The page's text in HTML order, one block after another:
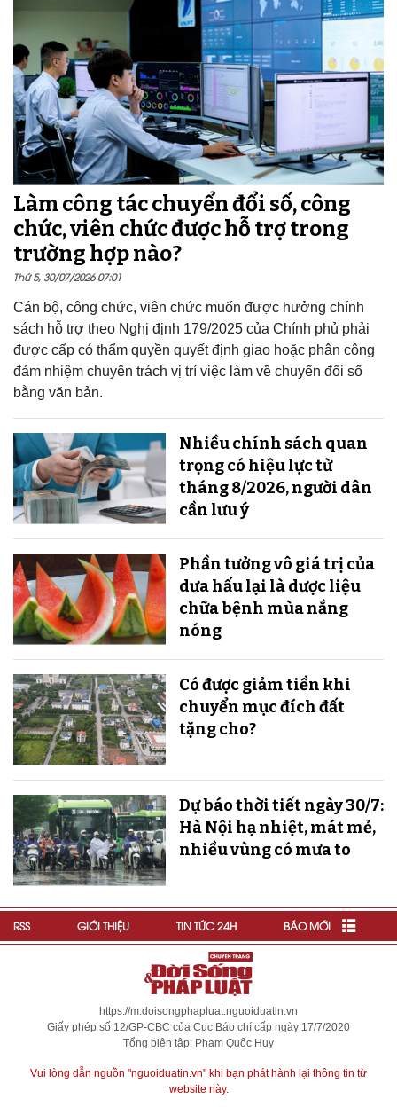
Làm công tác chuyển đổi số, công
chức, viên chức được hỗ trợ trong
trường hợp nào?
Thứ 5, 30/07/2026 07:01
Cán bộ, công chức, viên chức muốn được hưởng chính
sách hỗ trợ theo Nghị định 179/2025 của Chính phủ phải
được cấp có thẩm quyền quyết định giao hoặc phân công
đảm nhiệm chuyên trách vị trí việc làm về chuyển đổi số
bằng văn bản.
Nhiều chính sách quan
trọng có hiệu lực từ
tháng 8/2026, người dân
cần lưu ý
Phần tưởng vô giá trị của
dưa hấu lại là dược liệu
chữa bệnh mùa nắng
nóng
Có được giảm tiền khi
chuyển mục đích đất
tặng cho?
Dự báo thời tiết ngày 30/7:
Hà Nội hạ nhiệt, mát mẻ,
nhiều vùng có mưa to
RSS GIỚI THIỆU TIN TỨC 24H BÁO MỚI
https://m.doisongphapluat.nguoiduatin.vn
Giấy phép số 12/GP-CBC của Cục Báo chí cấp ngày 17/7/2020
Tổng biên tập: Phạm Quốc Huy
Vui lòng dẫn nguồn "nguoiduatin.vn" khi bạn phát hành lại thông tin từ
website này.